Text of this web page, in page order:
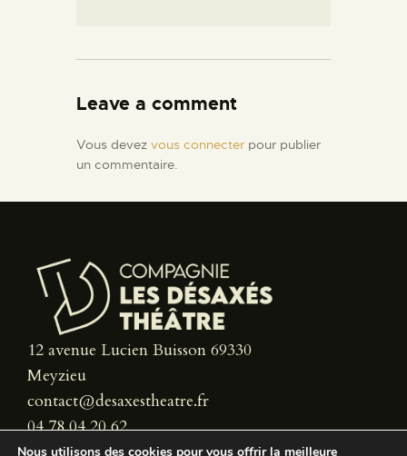
Leave a comment
Vous devez vous connecter pour publier
un commentaire.
12 avenue Lucien Buisson 69330
Meyzieu
contact@desaxestheatre.fr
04 78 04 20 62
Nous utilisons des cookies pour vous offrir la meilleure